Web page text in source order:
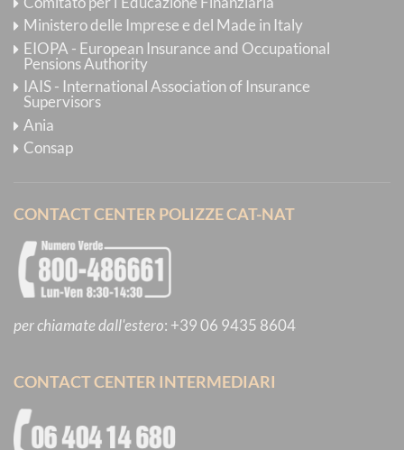
Ministero delle Imprese e del Made in Italy
EIOPA - European Insurance and Occupational
Pensions Authority
IAIS - International Association of Insurance
Supervisors
Ania
Consap
CONTACT CENTER POLIZZE CAT-NAT
per chiamate dall'estero: +39 06 9435 8604
CONTACT CENTER INTERMEDIARI